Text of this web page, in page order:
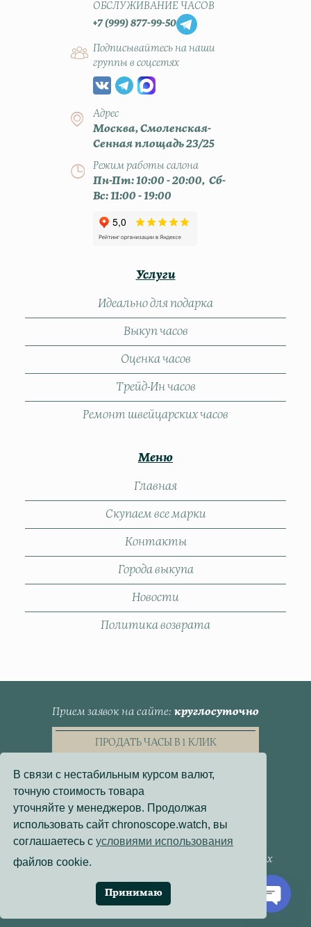
ОБСЛУЖИВАНИЕ ЧАСОВ
+7 (999) 877-99-50
Подписывайтесь на наши
группы в соцсетях
Адрес
Москва, Смоленская-
Сенная площадь 23/25
Режим работы салона
Пн-Пт: 10:00 - 20:00, Сб-
Вс: 11:00 - 19:00
Услуги
Идеально для подарка
Выкуп часов
Оценка часов
Трейд-Ин часов
Ремонт швейцарских часов
Меню
Главная
Скупаем все марки
Контакты
Города выкупа
Новости
Политика возврата
Прием заявок на сайте круглосуточно
ПРОДАТЬ ЧАСЫ В 1 КЛИК
Пользовательское Соглашение
Политика конфиденциальности
Согласие на обработку персональных данных
Политика использования файлов cookie
Разработка сайта:Онлайн-Проекты
В связи с нестабильным курсом валют,
точную стоимость товара
уточняйте у менеджеров. Продолжая
использовать сайт chronoscope.watch, вы
соглашаетесь сусловиями использования
файлов cookie.
Принимаю